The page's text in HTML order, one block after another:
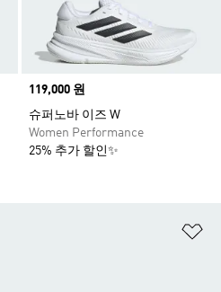
Price
119,000 원
슈퍼노바 이즈 W
Women Performance
25% 추가 할인✨